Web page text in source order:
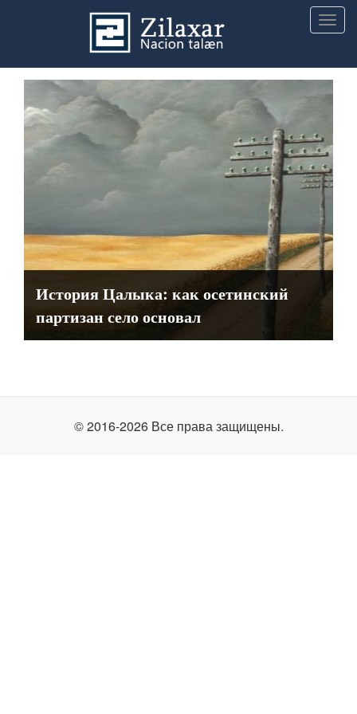
История Цалыка: как осетинский
партизан село основал
© 2016-2026 Все права защищены.